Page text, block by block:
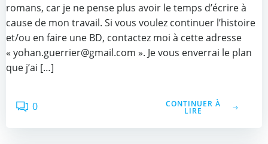
romans, car je ne pense plus avoir le temps d’écrire à
cause de mon travail. Si vous voulez continuer l’histoire
et/ou en faire une BD, contactez moi à cette adresse
« yohan.guerrier@gmail.com ». Je vous enverrai le plan
que j’ai […]
0 CONTINUER À
LIRE